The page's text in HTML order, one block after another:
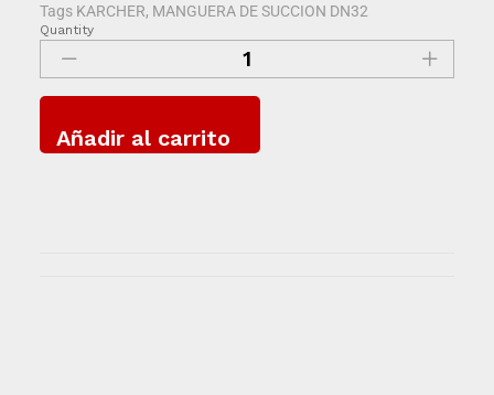
Tags KARCHER, MANGUERA DE SUCCION DN32
Quantity
Añadir al carrito